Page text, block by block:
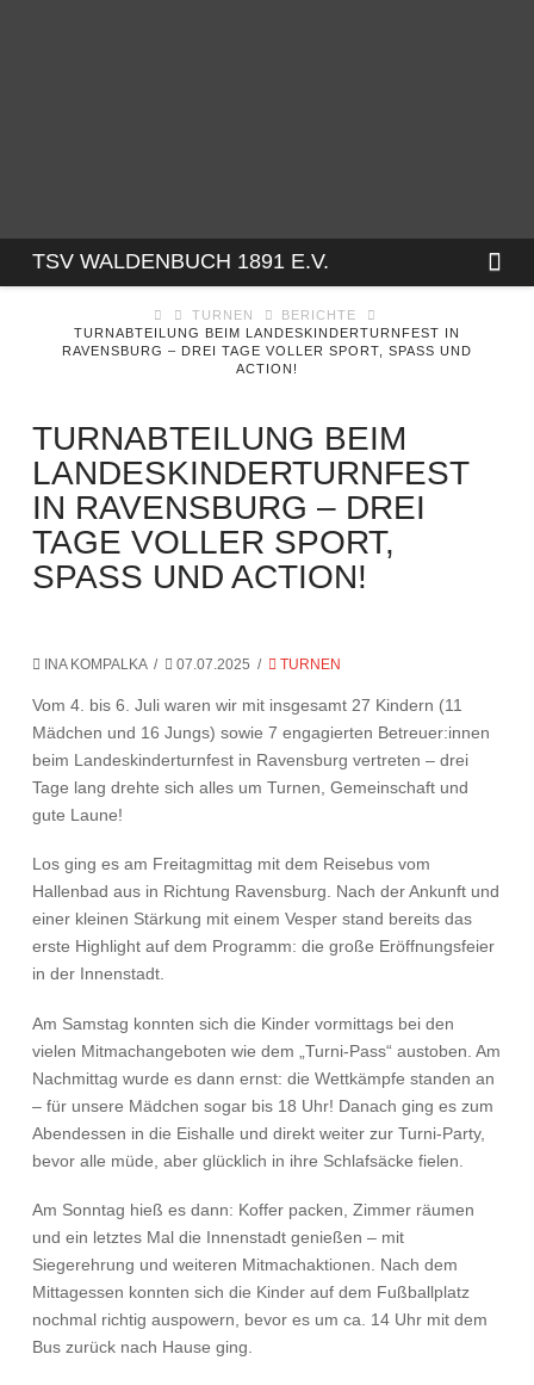
TSV
WALDENBUCH
1891
E.V.
TSV WALDENBUCH 1891 E.V.
TURNEN
BERICHTE
TURNABTEILUNG BEIM LANDESKINDERTURNFEST IN
RAVENSBURG – DREI TAGE VOLLER SPORT, SPASS UND A
CTION!
TURNABTEILUNG BEIM
LANDESKINDERTURNFEST
IN RAVENSBURG – DREI
TAGE VOLLER SPORT,
SPASS UND ACTION!
INA KOMPALKA 07.07.2025 TURNEN
Vom 4. bis 6. Juli waren wir mit insgesamt 27 Kindern (11
Mädchen und 16 Jungs) sowie 7 engagierten Betreuer:innen
beim Landeskinderturnfest in Ravensburg vertreten – drei
Tage lang drehte sich alles um Turnen, Gemeinschaft und
gute Laune!
Los ging es am Freitagmittag mit dem Reisebus vom
Hallenbad aus in Richtung Ravensburg. Nach der Ankunft und
einer kleinen Stärkung mit einem Vesper stand bereits das
erste Highlight auf dem Programm: die große Eröffnungsfeier
in der Innenstadt.
Am Samstag konnten sich die Kinder vormittags bei den
vielen Mitmachangeboten wie dem „Turni-Pass“ austoben. Am
Nachmittag wurde es dann ernst: die Wettkämpfe standen an
– für unsere Mädchen sogar bis 18 Uhr! Danach ging es zum
Abendessen in die Eishalle und direkt weiter zur Turni-Party,
bevor alle müde, aber glücklich in ihre Schlafsäcke fielen.
Am Sonntag hieß es dann: Koffer packen, Zimmer räumen
und ein letztes Mal die Innenstadt genießen – mit
Siegerehrung und weiteren Mitmachaktionen. Nach dem
Mittagessen konnten sich die Kinder auf dem Fußballplatz
nochmal richtig auspowern, bevor es um ca. 14 Uhr mit dem
Bus zurück nach Hause ging.